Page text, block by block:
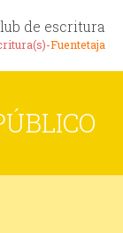
de escritura
Fuentetaja